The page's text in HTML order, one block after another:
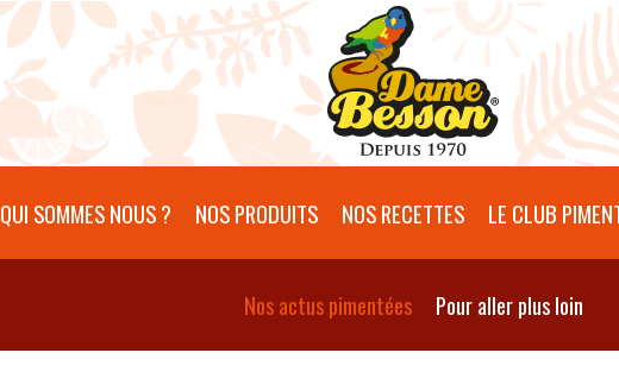
QUI SOMMES NOUS ? NOS PRODUITS NOS RECETTES LE CLUB
Nos actus pimentées Pour aller plus loin